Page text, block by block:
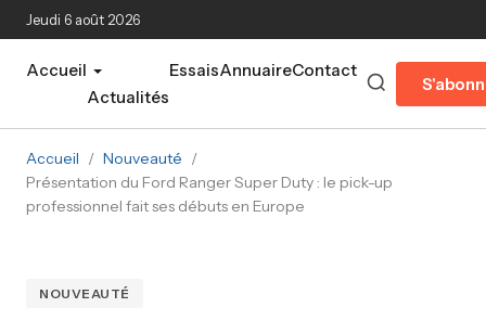
Aller au contenu principal
Jeudi 6 août 2026
Accueil
Actualités
EssaisAnnuaireContact
Accueil / Nouveauté /
Présentation du Ford Ranger Super Duty : le pick-up
professionnel fait ses débuts en Europe
NOUVEAUTÉ